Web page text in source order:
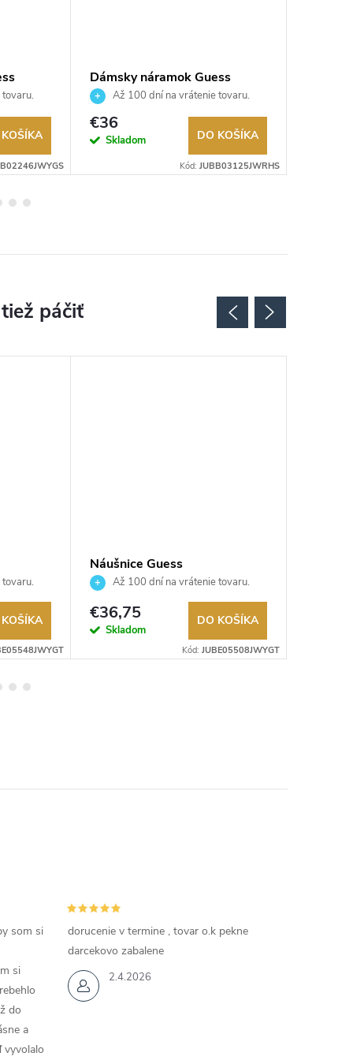
Dámsky náramok Guess
JUBB03125JWRHS
Až 100 dní na vrátenie tovaru.
Autorizovaný predajca.
€36
Skladom DO KOŠÍKA
Kód: JUBB03125JWRHS
Náušnice Guess
JUBE05508JWYGT
Až 100 dní na vrátenie tovaru.
Autorizovaný predajca.
€36,75
Skladom
DO KOŠÍKA
Kód: JUBE05508JWYGT
som si
si
do
a
vyvolalo
2.4.2026
dorucenie v termine , tovar o.k pekne
darcekovo zabalene